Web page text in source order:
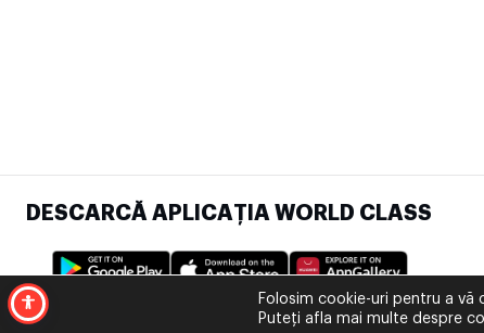
DESCARCĂ APLICAȚIA WORLD CLASS
Folosim cookie-uri pentru a
Puteți afla mai multe despre